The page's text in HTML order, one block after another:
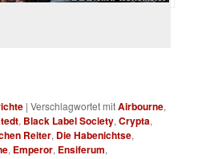
|Verschlagwortet mitAirbourne,
, Black Label Society,Crypta,
Reiter, Die Habenichtse,
, Emperor, Ensiferum,